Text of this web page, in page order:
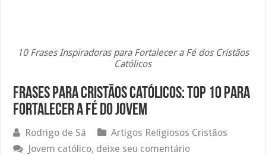
10 Frases Inspiradoras para Fortalecer a Fé dos Cristãos
Católicos
Frases para cristãos católicos: Top 10 para
fortalecer a fé do jovem
Rodrigo de Sá
Artigos Religiosos Cristãos
Jovem católico, deixe seu comentário